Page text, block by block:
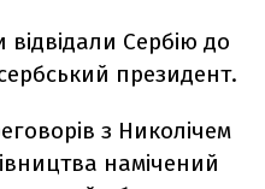
Сербію до
президент.
з Николічем
намічений